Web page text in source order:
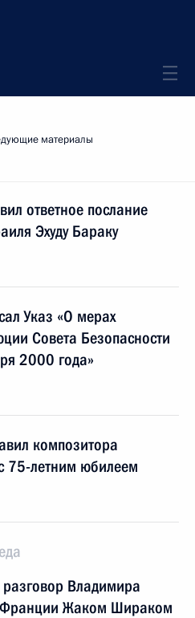
материалы
ответное послание
Эхуду Бараку
Указ «О мерах
Совета Безопасности
2000 года»
композитора
75-летним юбилеем
Владимира
Франции Жаком Шираком